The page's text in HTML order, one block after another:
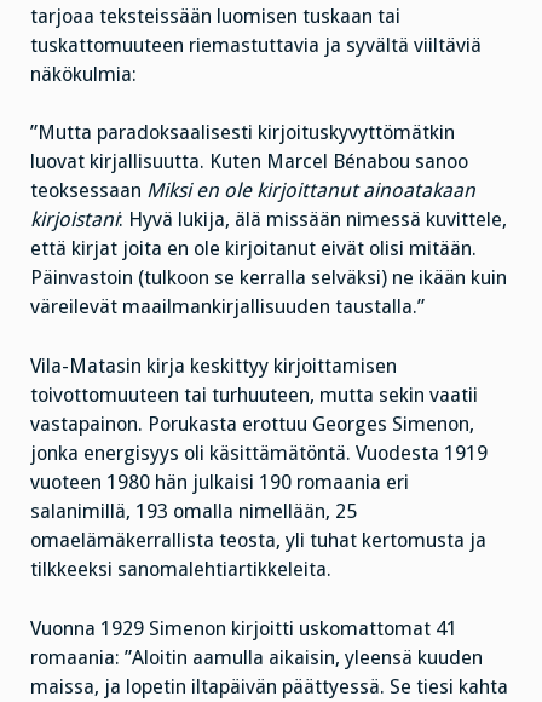
tarjoaa teksteissään luomisen tuskaan tai
tuskattomuuteen riemastuttavia ja syvältä viiltäviä
näkökulmia:
”Mutta paradoksaalisesti kirjoituskyvyttömätkin
luovat kirjallisuutta. Kuten Marcel Bénabou sanoo
teoksessaan Miksi en ole kirjoittanut ainoatakaan
kirjoistani: Hyvä lukija, älä missään nimessä kuvittele,
että kirjat joita en ole kirjoitanut eivät olisi mitään.
Päinvastoin (tulkoon se kerralla selväksi) ne ikään kuin
väreilevät maailmankirjallisuuden taustalla.”
Vila-Matasin kirja keskittyy kirjoittamisen
toivottomuuteen tai turhuuteen, mutta sekin vaatii
vastapainon. Porukasta erottuu Georges Simenon,
jonka energisyys oli käsittämätöntä. Vuodesta 1919
vuoteen 1980 hän julkaisi 190 romaania eri
salanimillä, 193 omalla nimellään, 25
omaelämäkerrallista teosta, yli tuhat kertomusta ja
tilkkeeksi sanomalehtiartikkeleita.
Vuonna 1929 Simenon kirjoitti uskomattomat 41
romaania: ”Aloitin aamulla aikaisin, yleensä kuuden
maissa, ja lopetin iltapäivän päättyessä. Se tiesi kahta